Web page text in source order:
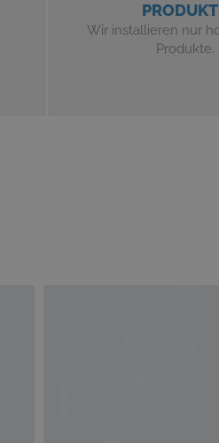
Wir installieren nur
Produkte.